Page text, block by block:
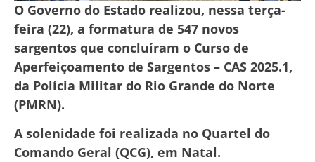
O Governo do Estado realizou, nessa terça-
feira (22), a formatura de 547 novos
sargentos que concluíram o Curso de
Aperfeiçoamento de Sargentos – CAS 2025.1,
da Polícia Militar do Rio Grande do Norte
(PMRN).
A solenidade foi realizada no Quartel do
Comando Geral (QCG), em Natal.